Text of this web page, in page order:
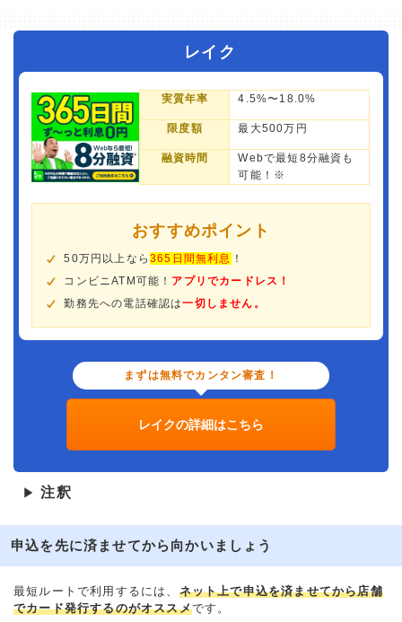
レイク
実質年率 4.5%〜18.0%
限度額 最大500万円
融資時間
Webで最短8分融資も
可能！※
おすすめポイント
50万円以上なら365日間無利息 ！
コンビニATM可能！ アプリでカードレス！
勤務先への電話確認は一切しません。
まずは無料でカンタン審査！
レイクの詳細はこちら
▶ 注釈
申込を先に済ませてから向かいましょう
最短ルートで利用するには、 ネット上で申込を済ませてから店舗
でカード発行するのがオススメです。